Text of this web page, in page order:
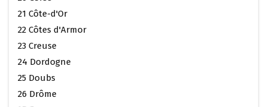
21 Côte-d'Or
22 Côtes d'Armor
23 Creuse
24 Dordogne
25 Doubs
26 Drôme